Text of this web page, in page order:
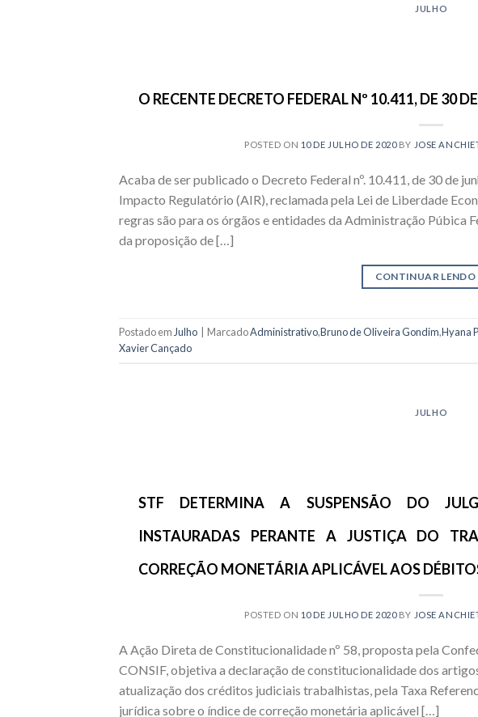
JULHO
O RECENTE DECRETO FEDERAL Nº 10.411, DE 30
POSTED ON 10 DE JULHO DE 2020BY JOSE
Acaba de ser publicado o Decreto Federal nº. 10.411, de 30 de
Impacto Regulatório (AIR), reclamada pela Lei de Liberdade
regras são para os órgãos e entidades da Administração Púbica
da proposição de […]
CONTINUAR LENDO
Postado emJulho MarcadoAdministrativo,Bruno de Oliveira Gondim,Hyana
Xavier Cançado
JULHO
STF DETERMINA A SUSPENSÃO DO
INSTAURADAS PERANTE A JUSTIÇA DO
CORREÇÃO MONETÁRIA APLICÁVEL AOS
POSTED ON 10 DE JULHO DE 2020BY JOSE
A Ação Direta de Constitucionalidade nº 58, proposta pela
CONSIF, objetiva a declaração de constitucionalidade dos
atualização dos créditos judiciais trabalhistas, pela Taxa
jurídica sobre o índice de correção monetária aplicável […]